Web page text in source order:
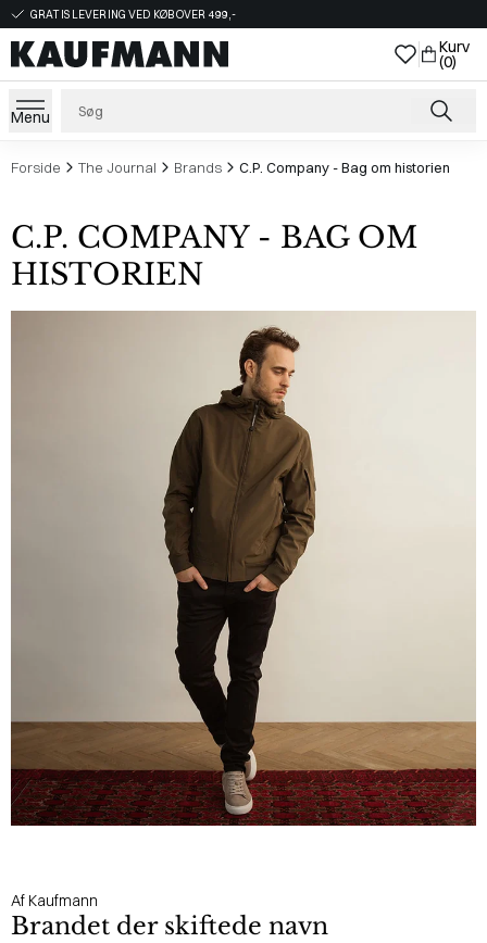
GRATIS LEVERING VED KØB OVER 499,-
Kurv
(0)
Menu
Forside The Journal Brands C.P. Company - Bag om historien
C.P. COMPANY - BAG OM
HISTORIEN
Af Kaufmann
Brandet der skiftede navn